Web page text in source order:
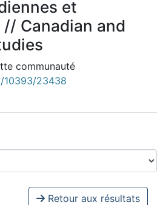
et
Canadian and
communauté
10393/23438
Retour aux résultats